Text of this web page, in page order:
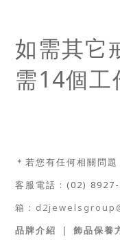
如需其它
需14個工
＊若您有任何相關問
客服電話 : (02)
箱 :
品牌介紹
｜ 飾品保養